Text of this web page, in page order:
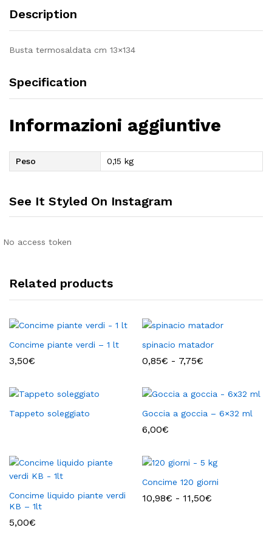
Description
Busta termosaldata cm 13×134
Specification
Informazioni aggiuntive
Peso 0,15 kg
See It Styled On Instagram
No access token
Related products
Concime piante verdi – 1 lt
3,50€
spinacio matador
0,85€ - 7,75€
da
0,85€
7,75€
Tappeto soleggiato Goccia a goccia – 6×32 ml
6,00€
Concime liquido piante verdi
KB – 1lt
5,00€
Concime 120 giorni
10,98€ - 11,50€